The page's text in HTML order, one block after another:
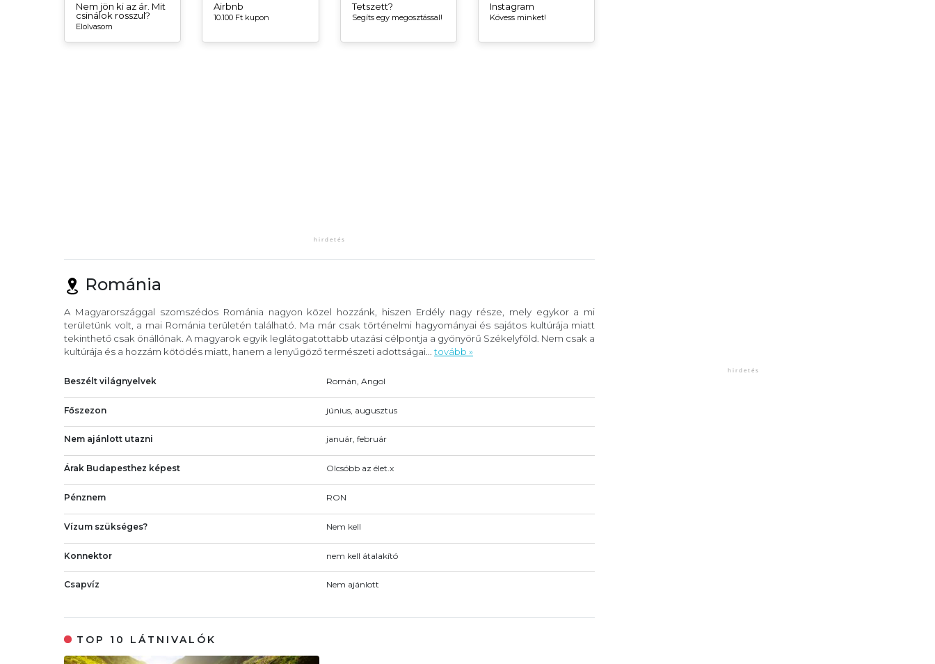
Nem jön ki az ár. Mit
csinálok rosszul?
Elolvasom
Airbnb
10.100 Ft kupon
Tetszett?
Segíts egy megosztással!
Instagram
Kövess minket!
Románia
A Magyarországgal szomszédos Románia nagyon közel hozzánk, hiszen Erdély nagy része, mely egykor a mi
területünk volt, a mai Románia területén található. Ma már csak történelmi hagyományai és sajátos kultúrája miatt
tekinthető csak önállónak. A magyarok egyik leglátogatottabb utazási célpontja a gyönyörű Székelyföld. Nem csak a
kultúrája és a hozzám kötödés miatt, hanem a lenyűgöző természeti adottságai... tovább »
Beszélt világnyelvek Román, Angol
Főszezon június, augusztus
Nem ajánlott utazni január, február
Árak Budapesthez képest Olcsóbb az élet.x
Pénznem RON
Vízum szükséges? Nem kell
Konnektor nem kell átalakító
Csapvíz Nem ajánlott
TOP 10 LÁTNIVALÓK